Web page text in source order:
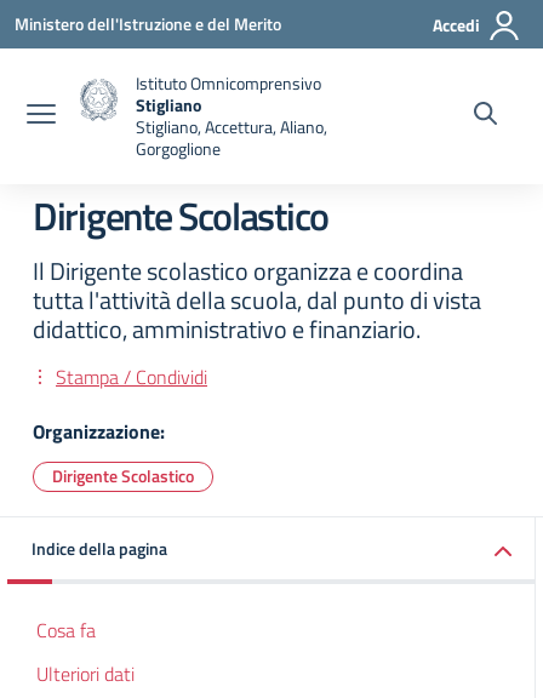
Vai ai contenuti
Vai al menu di navigazione
Vai al footer
Ministero dell'Istruzione e del Merito Accedi
Istituto Omnicomprensivo
Stigliano
Stigliano, Accettura, Aliano,
Gorgoglione
Dirigente Scolastico
Il Dirigente scolastico organizza e coordina
tutta l'attività della scuola, dal punto di vista
didattico, amministrativo e finanziario.
Stampa / Condividi
Organizzazione:
Dirigente Scolastico
Indice della pagina
Cosa fa
Ulteriori dati